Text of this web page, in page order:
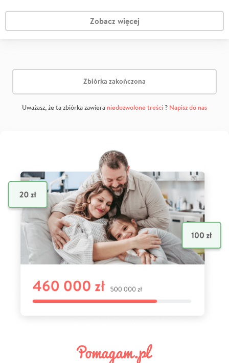
Zobacz więcej
Zbiórka zakończona
Uważasz, że ta zbiórka zawiera niedozwolone treści? Napisz do nas